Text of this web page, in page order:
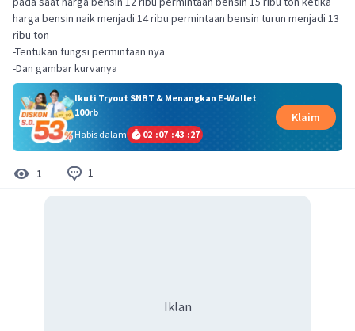
harga bensin naik menjadi 14 ribu permintaan bensin turun menjadi 13
ribu ton
-Tentukan fungsi permintaan nya
-Dan gambar kurvanya
Ikuti Tryout SNBT & Menangkan E-Wallet
100rb
Habis dalam
02 :07 :43 :26
Klaim
1 1
Iklan